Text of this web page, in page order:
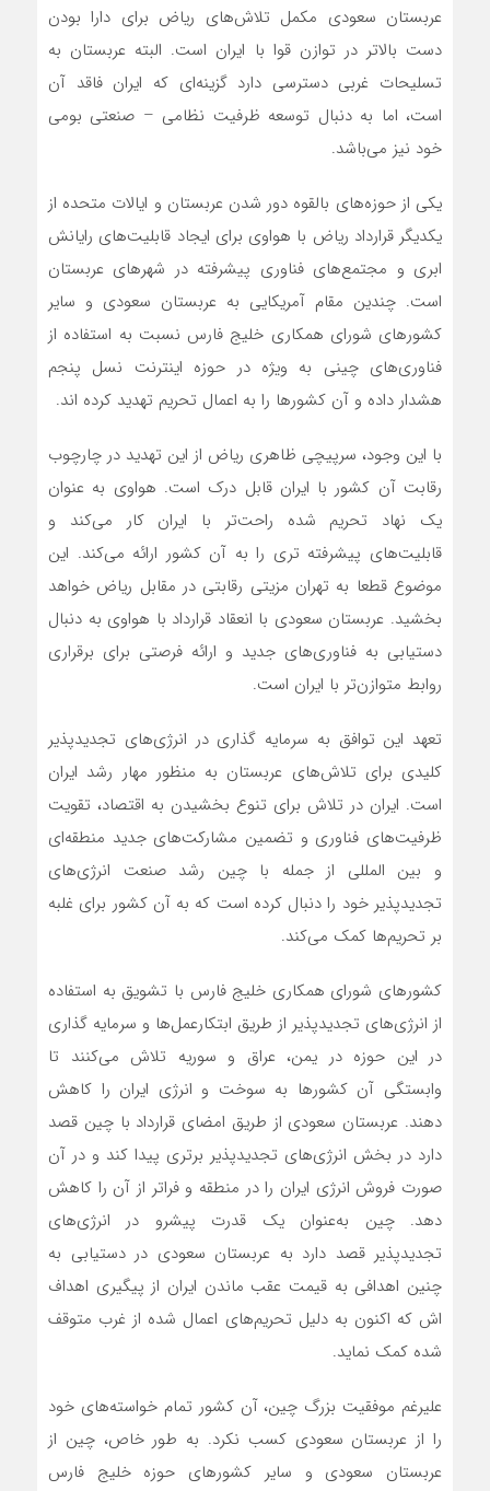
عربستان سعودی مکمل تلاش‌های ریاض برای دارا بودن
دست بالاتر در توازن قوا با ایران است. البته عربستان به
تسلیحات غربی دسترسی دارد گزینه‌ای که ایران فاقد آن
است، اما به دنبال توسعه ظرفیت نظامی – صنعتی بومی
خود نیز می‌باشد.
یکی از حوزه‌های بالقوه دور شدن عربستان و ایالات متحده از
یکدیگر قرارداد ریاض با هواوی برای ایجاد قابلیت‌های رایانش
ابری و مجتمع‌های فناوری پیشرفته در شهر‌های عربستان
است. چندین مقام آمریکایی به عربستان سعودی و سایر
کشور‌های شورای همکاری خلیج فارس نسبت به استفاده از
فناوری‌های چینی به ویژه در حوزه اینترنت نسل پنجم
هشدار داده و آن کشور‌ها را به اعمال تحریم تهدید کرده اند.
با این وجود، سرپیچی ظاهری ریاض از این تهدید در چارچوب
رقابت آن کشور با ایران قابل درک است. هواوی به عنوان
یک نهاد تحریم شده راحت‌تر با ایران کار می‌کند و
قابلیت‌های پیشرفته تری را به آن کشور ارائه می‌کند. این
موضوع قطعا به تهران مزیتی رقابتی در مقابل ریاض خواهد
بخشید. عربستان سعودی با انعقاد قرارداد با هواوی به دنبال
دستیابی به فناوری‌های جدید و ارائه فرصتی برای برقراری
روابط متوازن‌تر با ایران است.
تعهد این توافق به سرمایه گذاری در انرژی‌های تجدیدپذیر
کلیدی برای تلاش‌های عربستان به منظور مهار رشد ایران
است. ایران در تلاش برای تنوع بخشیدن به اقتصاد، تقویت
ظرفیت‌های فناوری و تضمین مشارکت‌های جدید منطقه‌ای
و بین المللی از جمله با چین رشد صنعت انرژی‌های
تجدیدپذیر خود را دنبال کرده است که به آن کشور برای غلبه
بر تحریم‌ها کمک می‌کند.
کشور‌های شورای همکاری خلیج فارس با تشویق به استفاده
از انرژی‌های تجدیدپذیر از طریق ابتکارعمل‌ها و سرمایه گذاری
در این حوزه در یمن، عراق و سوریه تلاش می‌کنند تا
وابستگی آن کشور‌ها به سوخت و انرژی ایران را کاهش
دهند. عربستان سعودی از طریق امضای قرارداد با چین قصد
دارد در بخش انرژی‌های تجدیدپذیر برتری پیدا کند و در آن
صورت فروش انرژی ایران را در منطقه و فراتر از آن را کاهش
دهد. چین به‌عنوان یک قدرت پیشرو در انرژی‌های
تجدیدپذیر قصد دارد به عربستان سعودی در دستیابی به
چنین اهدافی به قیمت عقب ماندن ایران از پیگیری اهداف
اش که اکنون به دلیل تحریم‌های اعمال شده از غرب متوقف
شده کمک نماید.
علیرغم موفقیت بزرگ چین، آن کشور تمام خواسته‌های خود
را از عربستان سعودی کسب نکرد. به طور خاص، چین از
عربستان سعودی و سایر کشور‌های حوزه خلیج فارس